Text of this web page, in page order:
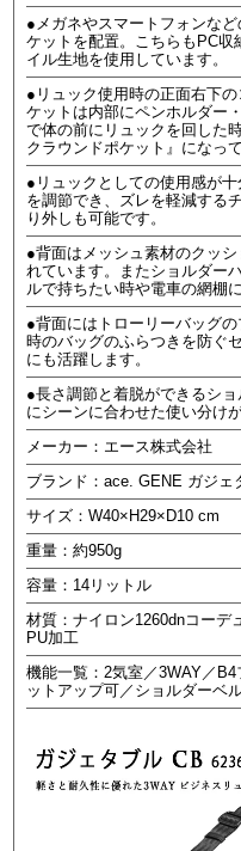
●メガネやスマートフォンな
ケットを配置。こちらもPC
イル生地を使用しています。
●リュック使用時の正面右下
ケットは内部にペンホルダー
で体の前にリュックを回した
クラウンドポケット』になって
●リュックとしての使用感が
を調節でき、ズレを軽減する
り外しも可能です。
●背面はメッシュ素材のクッ
れています。またショルダー
ルで持ちたい時や電車の網棚
●背面にはトローリーバッグ
時のバッグのふらつきを防ぐ
にも活躍します。
●長さ調節と着脱ができるシ
にシーンに合わせた使い分けが
メーカー：エース株式会社
ブランド：ace. GENE ガジェ
サイズ：W40×H29×D10 cm
重量：約950g
容量：14リットル
材質：ナイロン1260dnコーデ
PU加工
機能一覧：2気室／3WAY／
ットアップ可／ショルダーベ